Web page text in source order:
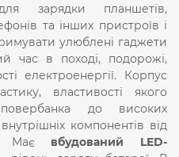
зарядки планшетів,
та інших пристроїв і
улюблені гаджети
час в поході, подорожі,
електроенергії. Корпус
властивості якого
повербанка до високих
компонентів від
Має вбудований LED-